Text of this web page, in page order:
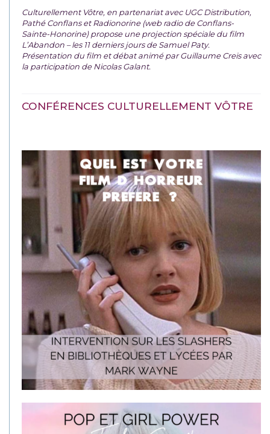
Culturellement Vôtre, en partenariat avec UGC Distribution,
Pathé Conflans et Radionorine (web radio de Conflans-
Sainte-Honorine) propose une projection spéciale du film
L’Abandon – les 11 derniers jours de Samuel Paty.
Présentation du film et débat animé par Guillaume Creis avec
la participation de Nicolas Galant.
CONFÉRENCES CULTURELLEMENT VÔTRE